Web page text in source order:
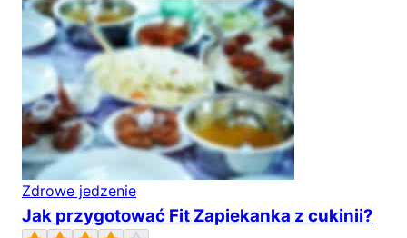
Zdrowe jedzenie
Jak przygotować Fit Zapiekanka z cukinii?